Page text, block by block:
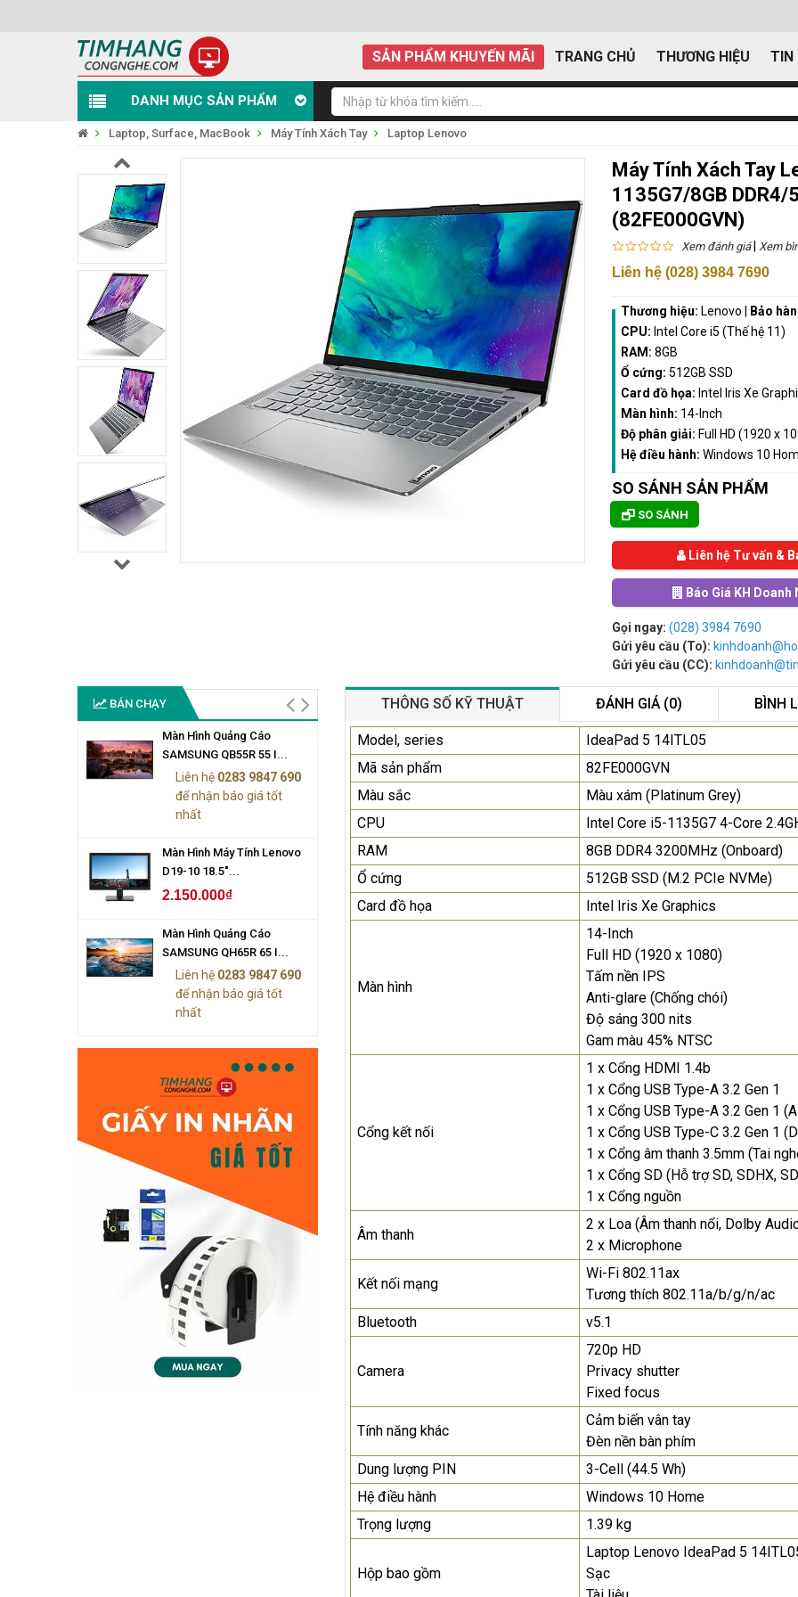
SẢN PHẨM KHUYẾN MÃI TRANG CHỦ THƯƠNG HIỆU TIN
DANH MỤC SẢN PHẨM
Laptop, Surface, MacBook Máy Tính Xách Tay Laptop Lenovo
Máy Tính Xách Tay
1135G7/8GB DDR4/
(82FE000GVN)
Xem đánh giá| Xem
Liên hệ (028) 3984 7690
Thương hiệu: Lenovo
Bảo
CPU: Intel Core i5 (Thế hệ 11)
RAM: 8GB
Ổ cứng: 512GB SSD
Card đồ họa: Intel Iris Xe
Màn hình: 14-Inch
Độ phân giải: Full HD (1920 x
Hệ điều hành: Windows 10
SO SÁNH SẢN PHẨM
SO SÁNH
Liên hệ Tư vấn &
Báo Giá KH Doanh
Gọi ngay: (028) 3984 7690
Gửi yêu cầu (To):
Gửi yêu cầu (CC):
BÁN CHẠY
Màn Hình Quảng Cáo
SAMSUNG QB55R 55 I...
Liên hệ 0283 9847 690
để nhận báo giá tốt
nhất
Màn Hình Máy Tính Lenovo
D19-10 18.5"...
2.150.000₫
Màn Hình Quảng Cáo
SAMSUNG QH65R 65 I...
Liên hệ 0283 9847 690
để nhận báo giá tốt
nhất
Màn Hình Quảng Cáo
SAMSUNG QB55R 55 I...
Liên hệ
để nhận báo giá tốt
nhất
Màn Hình Máy Tính Lenovo
D19-10 18.5"...
2.150.000₫
SAMSUNG QH65R 65 I...
Liên hệ
để nhận báo giá tốt
nhất
THÔNG SỐ KỸ THUẬT ĐÁNH GIÁ (0) BÌNH
Model, series
IdeaPad 5 14ITL05
Mã sản phẩm
82FE000GVN
Màu sắc
Màu xám (Platinum Grey)
CPU
Intel Core i5-1135G7 4-Core
RAM
8GB DDR4 3200MHz (Onboard)
Ổ cứng
512GB SSD (M.2 PCIe NVMe)
Card đồ họa
Intel Iris Xe Graphics
Màn hình
14-Inch
Full HD (1920 x 1080)
Tấm nền IPS
Anti-glare (Chống chói)
Độ sáng 300 nits
Gam màu 45% NTSC
Cổng kết nối
1 x Cổng HDMI 1.4b
1 x Cổng USB Type-A 3.2 Gen 1
1 x Cổng USB Type-A 3.2 Gen 1
1 x Cổng USB Type-C 3.2 Gen 1
1 x Cổng âm thanh 3.5mm (Tai
1 x Cổng SD (Hỗ trợ SD, SDHX,
1 x Cổng nguồn
Âm thanh
2 x Loa (Âm thanh nổi, Dolby
2 x Microphone
Kết nối mạng
Wi-Fi 802.11ax
Tương thích 802.11a/b/g/n/ac
Bluetooth
v5.1
Camera
720p HD
Privacy shutter
Fixed focus
Tính năng khác
Cảm biến vân tay
Đèn nền bàn phím
Dung lượng PIN
3-Cell (44.5 Wh)
Hệ điều hành
Windows 10 Home
Trọng lượng
1.39 kg
Hộp bao gồm
Laptop Lenovo IdeaPad 5
Sạc